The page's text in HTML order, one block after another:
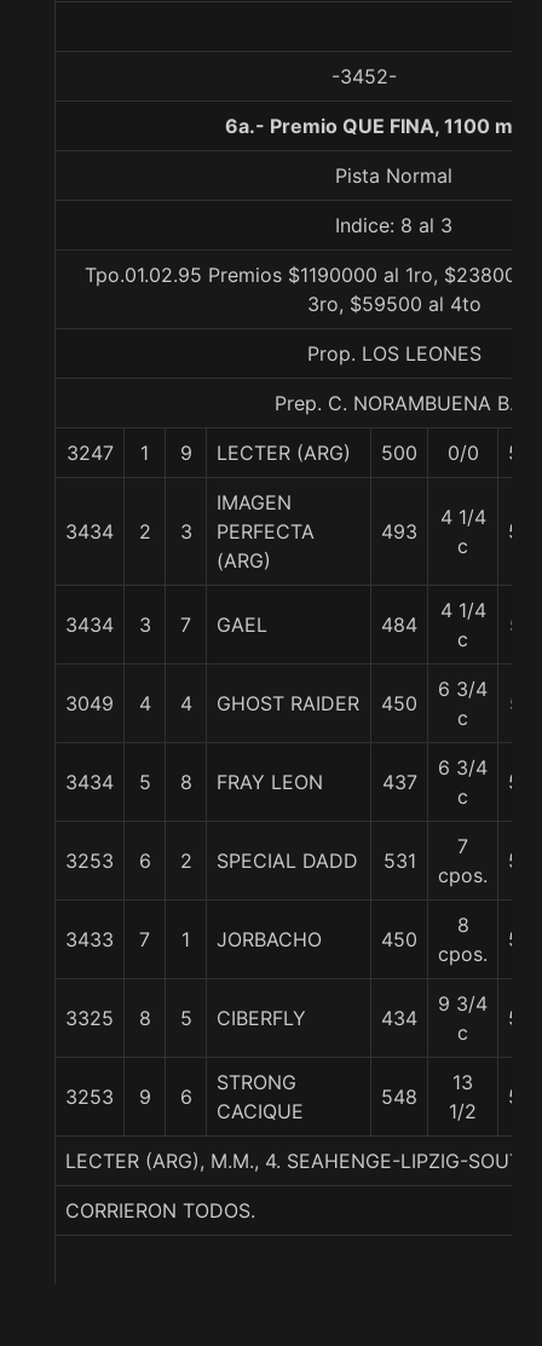
-3452-
6a.- Premio QUE FINA, 1100
Pista Normal
Indice: 8 al 3
Tpo.01.02.95 Premios $1190000 al 1ro, $238000
3ro, $59500 al 4to
Prop. LOS LEONES
Prep. C. NORAMBUENA B.
3247 1 9 LECTER (ARG) 500 0/0 55
3434 2 3
IMAGEN
PERFECTA
(ARG)
493
4 1/4
c
54
3434 3 7 GAEL 484
4 1/4
c
57
3049 4 4 GHOST RAIDER 450
6 3/4
c
57
3434 5 8 FRAY LEON 437
6 3/4
c
53
3253 6 2 SPECIAL DADD 531
7
cpos.
56
3433 7 1 JORBACHO 450
8
cpos.
55
3325 8 5 CIBERFLY 434
9 3/4
c
55
3253 9 6
STRONG
CACIQUE
548
13
1/2
58
LECTER (ARG), M.M., 4. SEAHENGE-LIPZIG-
CORRIERON TODOS.